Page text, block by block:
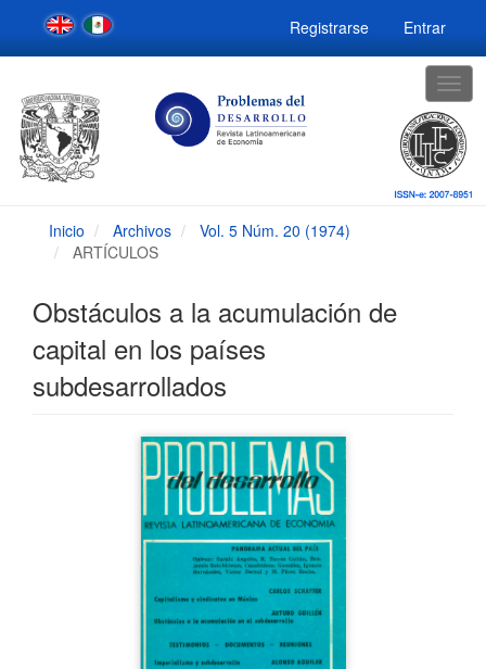
Navegación
principal
Contenido
Barra
lateral
Registrarse Entrar
Inicio Archivos
Vol. 5 Núm. 20 (1974)
ARTÍCULOS
Obstáculos a la acumulación de
capital en los países
subdesarrollados